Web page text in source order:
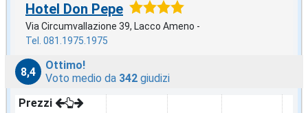
Hotel Don Pepe
Via Circumvallazione 39, Lacco Ameno -
Tel. 081.1975.1975
8,4
Ottimo!
Voto medio da 342 giudizi
Prezzi